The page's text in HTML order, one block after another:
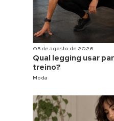
05 de agosto de 2026
Qual legging usar
treino?
Moda